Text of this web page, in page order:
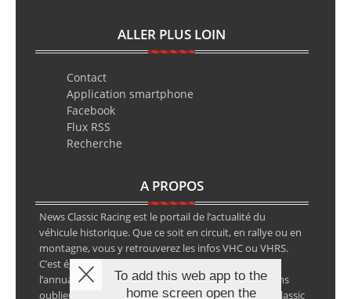
ALLER PLUS LOIN
Contact
Application smartphone
Facebook
Flux RSS
Recherche
A PROPOS
News Classic Racing est le portail de l’actualité du
véhicule historique. Que ce soit en circuit, en rallye ou en
montagne, vous y retrouverez les infos VHC ou VHRS.
C’est également le calendrier des épreuves ainsi que
l’annuaire des spécialistes de la voiture ancienne, sans
oublier les petites annonces avec notre partenaire Classic
To add this web app to the
home screen open the